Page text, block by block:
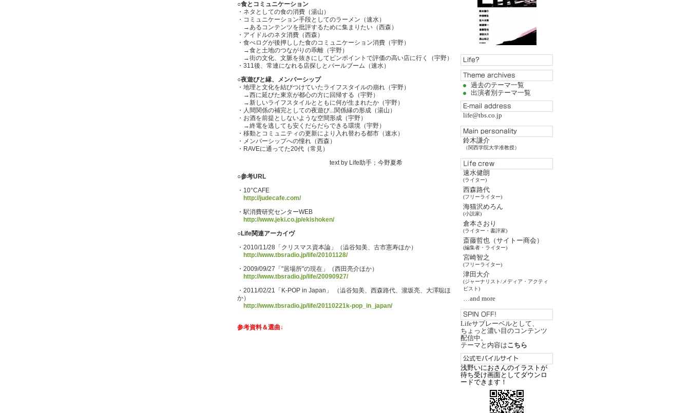
過去のテーマ一覧
出演者別テーマ一覧
life@tbs.co.jp
鈴木謙介
（関西学院大学准教授）
速水健朗
(ライター)
西森路代
(フリーライター)
海猫沢めろん
(小説家)
倉本さおり
(ライター・書評家)
斎藤哲也（サイトー商会）
(編集者・ライター)
宮崎智之
(フリーライター)
津田大介
(ジャーナリスト/メディア・アクティ
ビスト)
…and more
Lifeサブレーベルとして、
ちょっと濃い目のコンテンツ
配信中。
テーマと内容はこちら
浅野いにおさんのイラストが
待ち受け画面としてダウンロ
ードできます！
○食とコミュニケーション
・ネタとしての食の消費（湯山）
・コミュニケーション手段としてのラーメン（速水）
→あるコンテンツを批評するために集まりたい（西森）
・アイドルのネタ消費（西森）
・食べログが後押しした食のコミュニケーション消費（宇野）
→食と土地のつながりの乖離（宇野）
→街の文化、文脈を抜きにしてピンポイントで評価の高い店に行く（宇野）
・311後、常連になれる店探しとバールブーム（速水）
○夜遊びと縁、メンバーシップ
・地理と文化を結びつけていたライフスタイルの崩れ（宇野）
→西に延びた東京が都心の方に回帰する（宇野）
→新しいライフスタイルとともに何が生まれたか（宇野）
・人間関係の補完としての夜遊び...関係縁の形成（湯山）
・お酒を前提としないような空間形成（宇野）
→終電を逃しても安くだらだらできる環境（宇野）
・移動とコミュニティの更新により入れ替わる都市（速水）
・メンバーシップへの憧れ（西森）
・RAVEに通ってた20代（常見）
text by Life助手；今野夏希
○参考URL
・10°CAFE
http://judecafe.com/
・駅消費研究センターWEB
http://www.jeki.co.jp/ekishoken/
○Life関連アーカイヴ
・2010/11/28「クリスマス資本論」（澁谷知美、古市憲寿ほか）
http://www.tbsradio.jp/life/20101128/
・2009/09/27「"居場所"の現在」（西田亮介ほか）
http://www.tbsradio.jp/life/20090927/
・2011/02/21「K-POP in Japan」 （澁谷知美、西森路代、瀧坂亮、大澤聡ほ
か）
http://www.tbsradio.jp/life/20110221k-pop_in_japan/
参考資料＆選曲↓